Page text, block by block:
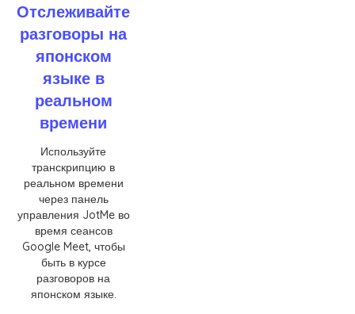
Отслеживайте
разговоры на
японском
языке в
реальном
времени
Используйте
транскрипцию в
реальном времени
через панель
управления JotMe во
время сеансов
Google Meet, чтобы
быть в курсе
разговоров на
японском языке.